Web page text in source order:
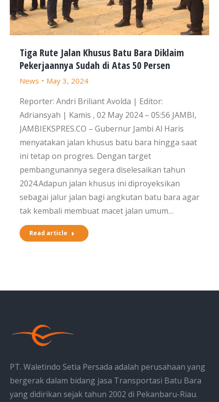
Tiga Rute Jalan Khusus Batu Bara Diklaim
Pekerjaannya Sudah di Atas 50 Persen
News May 3, 2024
Reporter: Andri Briliant Avolda | Editor:
Adriansyah | Kamis , 02 May 2024 – 05:56 JAMBI,
JAMBIEKSPRES.CO – Gubernur Jambi Al Haris
menyatakan jalan khusus batu bara hingga saat
ini tetap on progres. Dengan target
pembangunannya segera diselesaikan tahun
2024.Adapun jalan khusus ini diproyeksikan
sebagai jalur jalan bagi angkutan batu bara agar
tak kembali membuat macet jalan umum…
Read article
PT. Waletindo Setia Persada adalah perusahaan yang
bergerak dalam bidang jasa Transportasi Batu Bara
yang didirikan sejak tahun 2002 di Pekanbaru-Riau.